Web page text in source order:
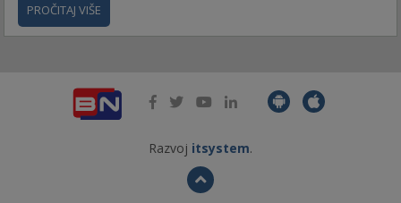
PROČITAJ VIŠE
Razvoj itsystem.